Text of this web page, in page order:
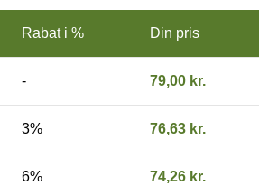
Rabat i % Din pris
- 79,00 kr.
3% 76,63 kr.
6% 74,26 kr.